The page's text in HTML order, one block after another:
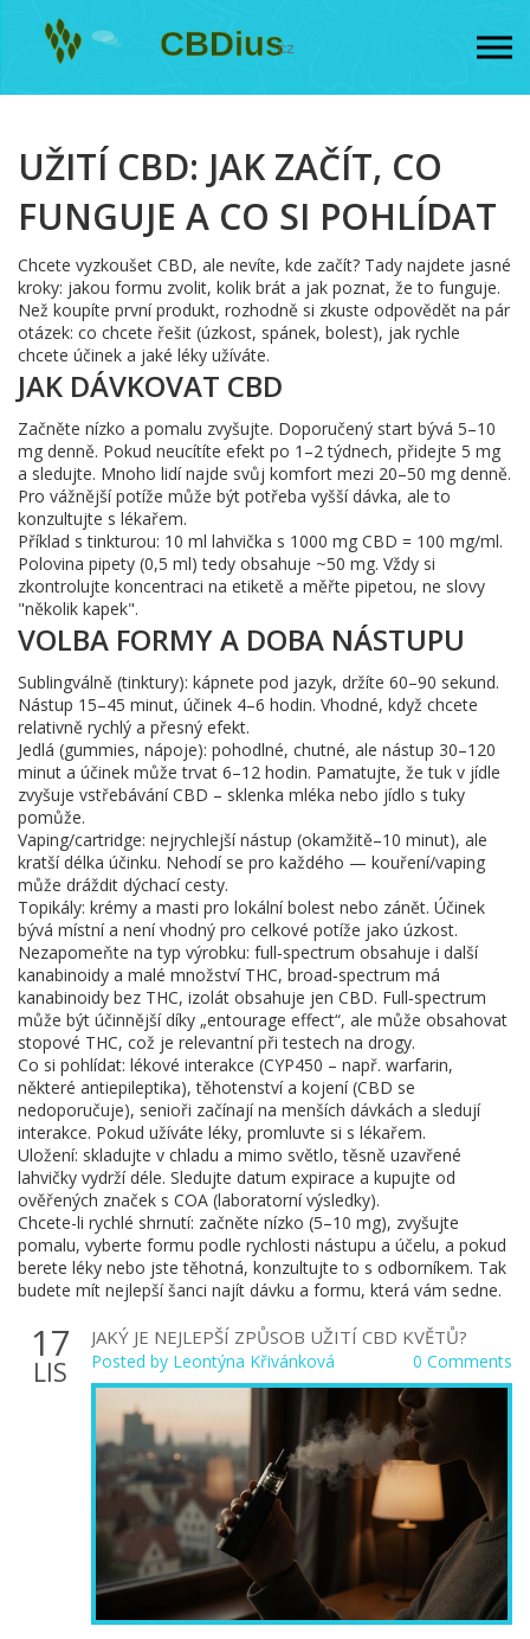
UŽITÍ CBD: JAK ZAČÍT, CO
FUNGUJE A CO SI POHLÍDAT
Chcete vyzkoušet CBD, ale nevíte, kde začít? Tady najdete jasné
kroky: jakou formu zvolit, kolik brát a jak poznat, že to funguje.
Než koupíte první produkt, rozhodně si zkuste odpovědět na pár
otázek: co chcete řešit (úzkost, spánek, bolest), jak rychle
chcete účinek a jaké léky užíváte.
JAK DÁVKOVAT CBD
Začněte nízko a pomalu zvyšujte. Doporučený start bývá 5–10
mg denně. Pokud neucítíte efekt po 1–2 týdnech, přidejte 5 mg
a sledujte. Mnoho lidí najde svůj komfort mezi 20–50 mg denně.
Pro vážnější potíže může být potřeba vyšší dávka, ale to
konzultujte s lékařem.
Příklad s tinkturou: 10 ml lahvička s 1000 mg CBD = 100 mg/ml.
Polovina pipety (0,5 ml) tedy obsahuje ~50 mg. Vždy si
zkontrolujte koncentraci na etiketě a měřte pipetou, ne slovy
"několik kapek".
VOLBA FORMY A DOBA NÁSTUPU
Sublingválně (tinktury): kápnete pod jazyk, držíte 60–90 sekund.
Nástup 15–45 minut, účinek 4–6 hodin. Vhodné, když chcete
relativně rychlý a přesný efekt.
Jedlá (gummies, nápoje): pohodlné, chutné, ale nástup 30–120
minut a účinek může trvat 6–12 hodin. Pamatujte, že tuk v jídle
zvyšuje vstřebávání CBD – sklenka mléka nebo jídlo s tuky
pomůže.
Vaping/cartridge: nejrychlejší nástup (okamžitě–10 minut), ale
kratší délka účinku. Nehodí se pro každého — kouření/vaping
může dráždit dýchací cesty.
Topikály: krémy a masti pro lokální bolest nebo zánět. Účinek
bývá místní a není vhodný pro celkové potíže jako úzkost.
Nezapomeňte na typ výrobku: full‑spectrum obsahuje i další
kanabinoidy a malé množství THC, broad‑spectrum má
kanabinoidy bez THC, izolát obsahuje jen CBD. Full‑spectrum
může být účinnější díky „entourage effect“, ale může obsahovat
stopové THC, což je relevantní při testech na drogy.
Co si pohlídat: lékové interakce (CYP450 – např. warfarin,
některé antiepileptika), těhotenství a kojení (CBD se
nedoporučuje), senioři začínají na menších dávkách a sledují
interakce. Pokud užíváte léky, promluvte si s lékařem.
Uložení: skladujte v chladu a mimo světlo, těsně uzavřené
lahvičky vydrží déle. Sledujte datum expirace a kupujte od
ověřených značek s COA (laboratorní výsledky).
Chcete-li rychlé shrnutí: začněte nízko (5–10 mg), zvyšujte
pomalu, vyberte formu podle rychlosti nástupu a účelu, a pokud
berete léky nebo jste těhotná, konzultujte to s odborníkem. Tak
budete mít nejlepší šanci najít dávku a formu, která vám sedne.
17
LIS
JAKÝ JE NEJLEPŠÍ ZPŮSOB UŽITÍ CBD KVĚTŮ?
Posted by Leontýna Křivánková 0 Comments